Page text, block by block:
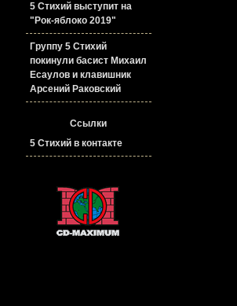
5 Стихий выступит на
"Рок-яблоко 2019"
Группу 5 Стихий
покинули басист Михаил
Есаулов и клавишник
Арсений Раковский
Ссылки
5 Стихий в контакте